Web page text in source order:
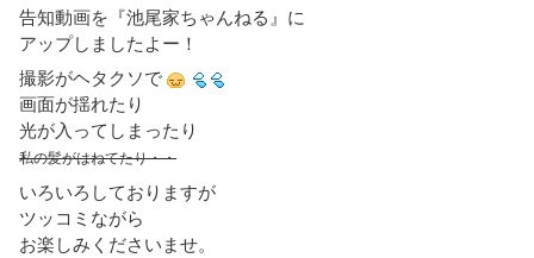
告知動画を『池尾家ちゃんねる』に
アップしましたよー！
撮影がヘタクソで
画面が揺れたり
光が入ってしまったり
私の髪がはねてたり・・
いろいろしておりますが
ツッコミながら
お楽しみくださいませ。